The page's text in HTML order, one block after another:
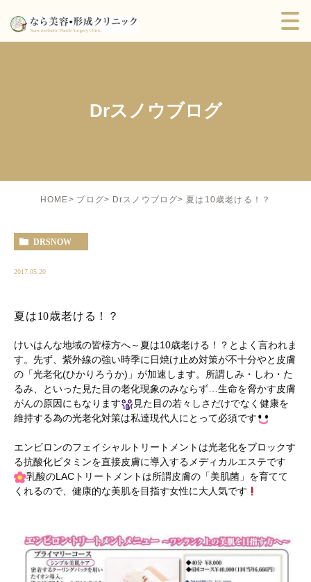
Drスノウブログ
HOME ブログ Drスノウブログ 夏は10歳老ける！？
DRSNOW
2017.05.20
夏は10歳老ける！？
けいはんな地域の皆様方へ～夏は10歳老ける！？とよく言われま
す。先ず、紫外線の強い時季に日焼け止め対策が不十分やと皮膚
の「光老化(ひかりろうか)」が加速します。所謂しみ・しわ・た
るみ、といった見た目の老化現象のみならず…生命を脅かす皮膚
がんの原因にもなります
見た目の若々しさだけでなく健康を
維持する為の光老化対策は私達現代人にとって必須です
エンビロンのフェイシャルトリートメントは光老化をブロックす
る抗酸化ビタミンを直接皮膚に導入するメディカルエステです
乳酸のLACトリートメントは所謂皮膚の「美肌菌」を育てて
くれるので、健康的な美肌を目指す女性に大人気です